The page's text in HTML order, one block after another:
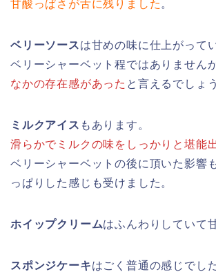
甘酸っぱさが舌に残りました 。
ベリーソースは甘めの味に仕上がって
ベリーシャーベット程ではありません
なかの存在感があった と言えるでしょう
ミルクアイス もあります。
滑らかでミルクの味をしっかりと堪能
ベリーシャーベットの後に頂いた影響
っぱりした感じも受けました。
ホイップクリームはふんわりしていて
スポンジケーキはごく普通の感じでした